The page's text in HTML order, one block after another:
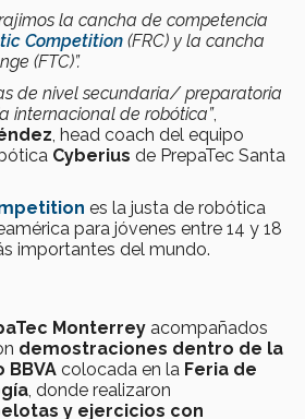
la cancha de competencia
Competition (FRC) y la cancha
(FTC)”.
de nivel secundaria/ preparatoria
internacional de robótica”,
, head coach del equipo
Cyberius de PrepaTec Santa
es la justa de robótica
para jóvenes entre 14 y 18
importantes del mundo.
Monterrey acompañados
demostraciones dentro de la
BBVA colocada en la Feria de
, donde realizaron
y ejercicios con